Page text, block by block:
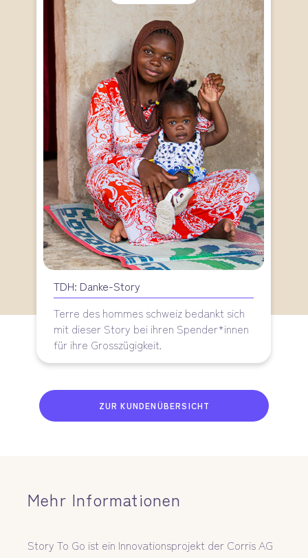
TDH: Danke-Story
Terre des hommes schweiz bedankt sich
mit dieser Story bei ihren Spender*innen
für ihre Grosszügigkeit.
ZUR KUNDENÜBERSICHT
Mehr Informationen
Story To Go ist ein Innovationsprojekt der Corris AG